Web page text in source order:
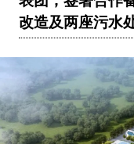
改造及两座污水